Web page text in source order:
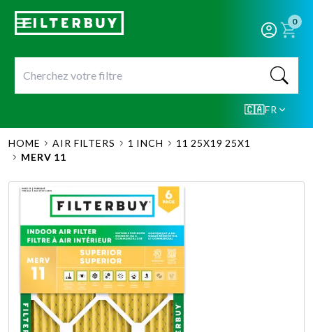
0
🇨🇦FR
HOME AIR FILTERS 1 INCH
11 25X19 25X1
MERV 11